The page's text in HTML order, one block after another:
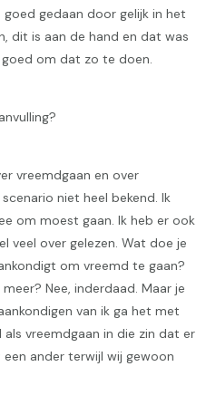
gedaan door gelijk in het
dit is aan de hand en dat was
om dat zo te doen.
vreemdgaan en over
niet heel bekend. Ik
om moest gaan. Ik heb er ook
veel over gelezen. Wat doe je
om vreemd te gaan?
Nee, inderdaad. Maar je
van ik ga het met
vreemdgaan in die zin dat er
ander terwijl wij gewoon